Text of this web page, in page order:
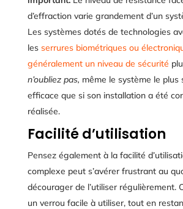
d’effraction varie grandement d’un
Les systèmes dotés de technologies
les serrures biométriques ou
généralement un niveau de sécurité
n’oubliez pas, même le système le plus
efficace que si son installation a été
réalisée.
Facilité d’utilisation
Pensez également à la facilité
complexe peut s’avérer frustrant au
décourager de l’utiliser régulièrement.
un verrou facile à utiliser, tout en